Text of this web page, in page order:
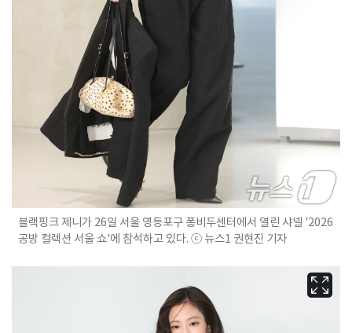
블랙핑크 제니가 26일 서울 영등포구 퐁비두센터에서 열린 샤넬 '2026
공방 컬렉션 서울 쇼'에 참석하고 있다. ⓒ 뉴스1 권현진 기자